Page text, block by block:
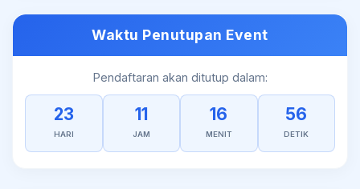
Waktu Penutupan Event
Pendaftaran akan ditutup dalam:
23
HARI
11
JAM
16
MENIT
56
DETIK